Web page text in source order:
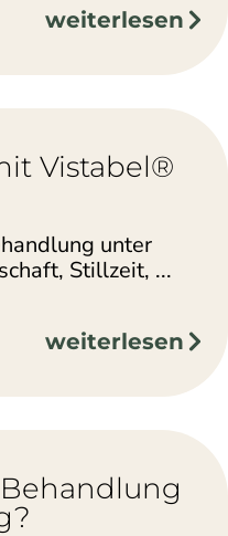
weiterlesen
Vistabel®
unter
Stillzeit, ...
weiterlesen